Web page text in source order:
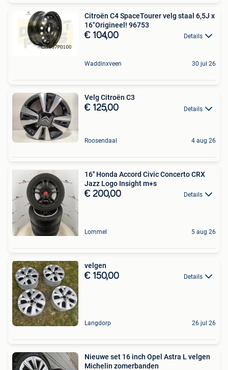
Citroën C4 SpaceTourer velg staal 6,5J x
16"Origineel! 96753
€ 104,00 Details
Waddinxveen 30 jul 26
Velg Citroën C3
€ 125,00 Details
Roosendaal 4 aug 26
16'' Honda Accord Civic Concerto CRX
Jazz Logo Insight m+s
€ 200,00 Details
Lommel 5 aug 26
velgen
€ 150,00 Details
Langdorp 26 jul 26
Nieuwe set 16 inch Opel Astra L velgen
Michelin zomerbanden